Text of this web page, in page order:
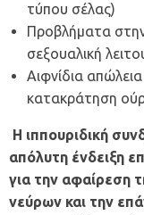
τύπου σέλας)
Προβλήματα
σεξουαλική
Αιφνίδια
κατακράτηση
Η ιππουριδική
απόλυτη ένδειξη
για την αφαίρεση
νεύρων και την